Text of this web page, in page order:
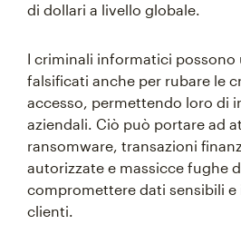
di dollari a livello globale.
I criminali informatici possono
falsificati anche per rubare le
accesso, permettendo loro di
aziendali. Ciò può portare ad
ransomware, transazioni
autorizzate e massicce fughe
compromettere dati sensibili
clienti.